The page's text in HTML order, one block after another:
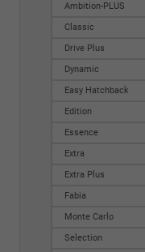
Ambition-PLUS
Classic
Drive Plus
Dynamic
Easy Hatchback
Edition
Essence
Extra
Extra Plus
Fabia
Monte Carlo
Selection